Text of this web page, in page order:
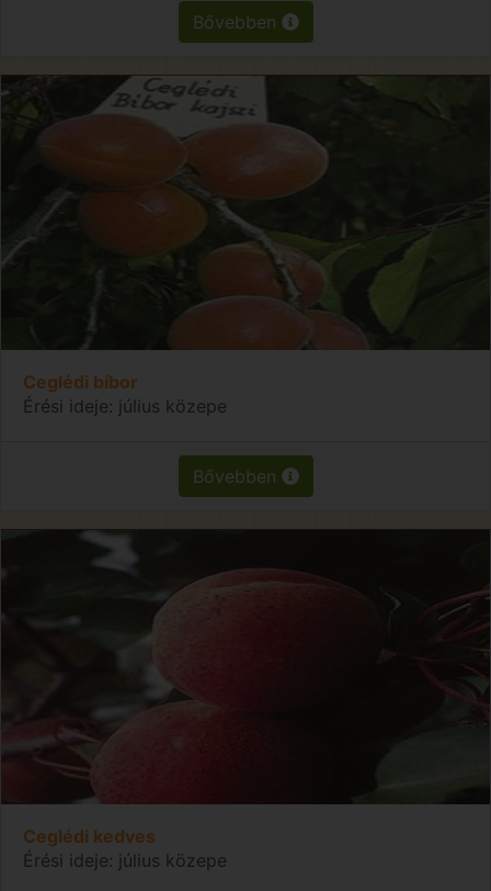
Bővebben
Ceglédi bíbor
Érési ideje: július közepe
Bővebben
Ceglédi kedves
Érési ideje: július közepe